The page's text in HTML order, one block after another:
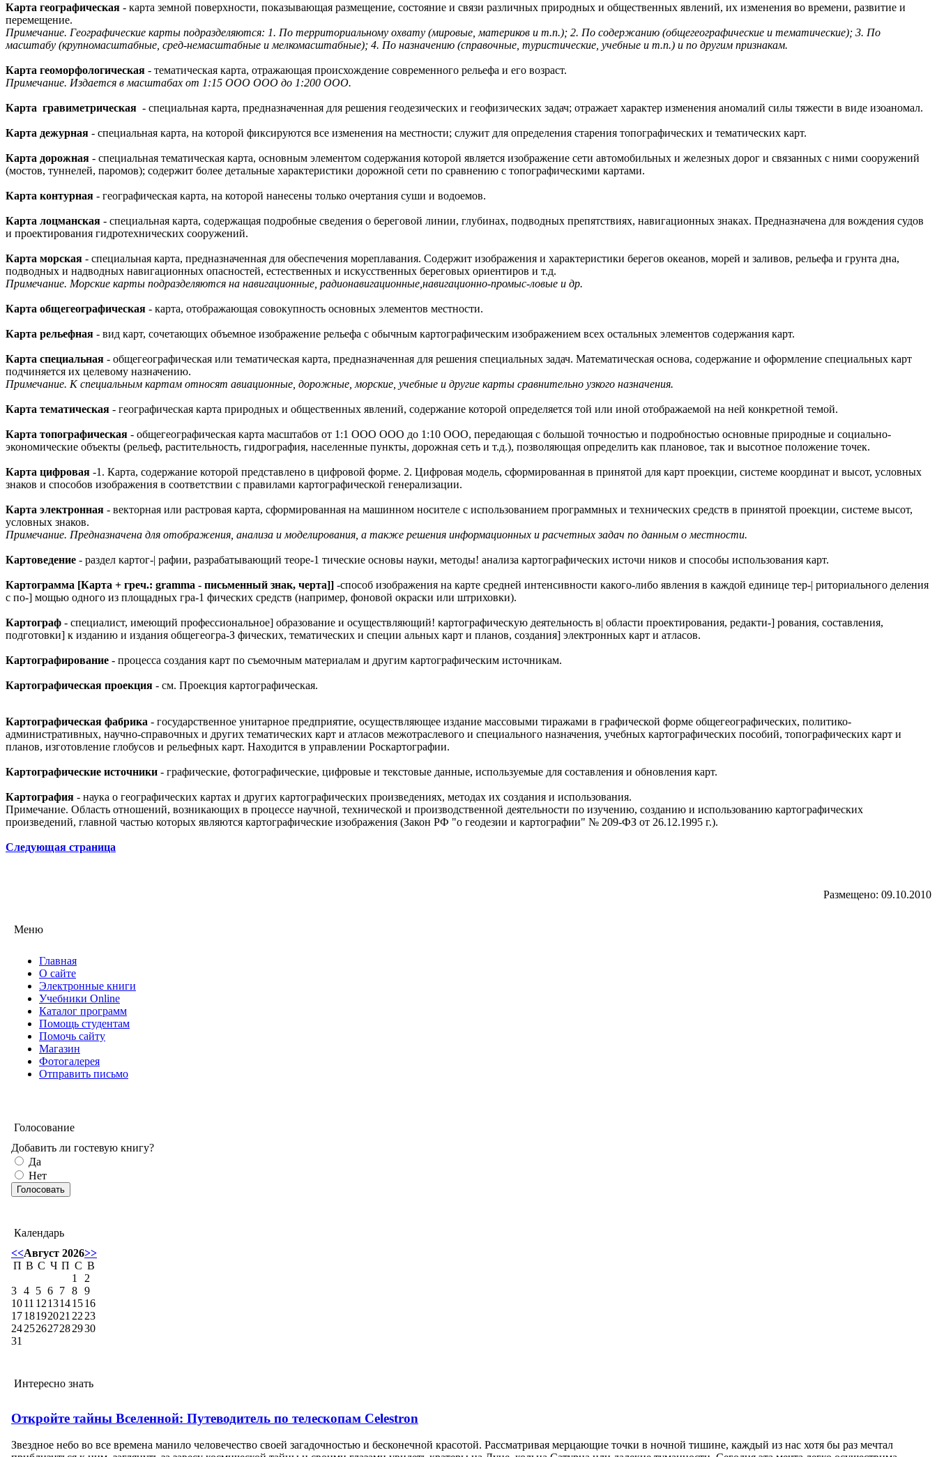
Карта географическая - карта земной поверхности, показывающая размещение, состояние и связи различных природных и общественных явлений, их изменения во времени, развитие и
перемещение.
Примечание. Географические карты подразделяются: 1. По территориальному охвату (мировые, материков и т.п.); 2. По содержанию (общегеографические и тематические); 3. По
масштабу (крупномасштабные, сред-немасштабные и мелкомасштабные); 4. По назначению (справочные, туристические, учебные и т.п.) и по другим признакам.
Карта геоморфологическая - тематическая карта, отражающая происхождение современного рельефа и его возраст.
Примечание. Издается в масштабах от 1:15 ООО ООО до 1:200 ООО.
Карта гравиметрическая - специальная карта, предназначенная для решения геодезических и геофизических задач; отражает характер изменения аномалий силы тяжести в виде изоаномал.
Карта дежурная - специальная карта, на которой фиксируются все изменения на местности; служит для определения старения топографических и тематических карт.
Карта дорожная - специальная тематическая карта, основным элементом содержания которой является изображение сети автомобильных и железных дорог и связанных с ними сооружений
(мостов, туннелей, паромов); содержит более детальные характеристики дорожной сети по сравнению с топографическими картами.
Карта контурная - географическая карта, на которой нанесены только очертания суши и водоемов.
Карта лоцманская - специальная карта, содержащая подробные сведения о береговой линии, глубинах, подводных препятствиях, навигационных знаках. Предназначена для вождения судов
и проектирования гидротехнических сооружений.
Карта морская - специальная карта, предназначенная для обеспечения мореплавания. Содержит изображения и характеристики берегов океанов, морей и заливов, рельефа и грунта дна,
подводных и надводных навигационных опасностей, естественных и искусственных береговых ориентиров и т.д.
Примечание. Морские карты подразделяются на навигационные, радионавигационные,навигационно-промыс-ловые и др.
Карта общегеографическая - карта, отображающая совокупность основных элементов местности.
Карта рельефная - вид карт, сочетающих объемное изображение рельефа с обычным картографическим изображением всех остальных элементов содержания карт.
Карта специальная - общегеографическая или тематическая карта, предназначенная для решения специальных задач. Математическая основа, содержание и оформление специальных карт
подчиняется их целевому назначению.
Примечание. К специальным картам относят авиационные, дорожные, морские, учебные и другие карты сравнительно узкого назначения.
Карта тематическая - географическая карта природных и общественных явлений, содержание которой определяется той или иной отображаемой на ней конкретной темой.
Карта топографическая - общегеографическая карта масштабов от 1:1 ООО ООО до 1:10 ООО, передающая с большой точностью и подробностью основные природные и социально-
экономические объекты (рельеф, растительность, гидрография, населенные пункты, дорожная сеть и т.д.), позволяющая определить как плановое, так и высотное положение точек.
Карта цифровая -1. Карта, содержание которой представлено в цифровой форме. 2. Цифровая модель, сформированная в принятой для карт проекции, системе координат и высот, условных
знаков и способов изображения в соответствии с правилами картографической генерализации.
Карта электронная - векторная или растровая карта, сформированная на машинном носителе с использованием программных и технических средств в принятой проекции, системе высот,
условных знаков.
Примечание. Предназначена для отображения, анализа и моделирования, а также решения информационных и расчетных задач по данным о местности.
Картоведение - раздел картог-| рафии, разрабатывающий теоре-1 тические основы науки, методы! анализа картографических источи ников и способы использования карт.
Картограмма [Карта + греч.: gramma - письменный знак, черта]] -способ изображения на карте средней интенсивности какого-либо явления в каждой единице тер-| риториального деления
с по-] мощью одного из площадных гра-1 фических средств (например, фоновой окраски или штриховки).
Картограф - специалист, имеющий профессиональное] образование и осуществляющий! картографическую деятельность в| области проектирования, редакти-] рования, составления,
подготовки] к изданию и издания общегеогра-З фических, тематических и специи альных карт и планов, создания] электронных карт и атласов.
Картографирование - процесса создания карт по съемочным материалам и другим картографическим источникам.
Картографическая проекция - см. Проекция картографическая.
Картографическая фабрика - государственное унитарное предприятие, осуществляющее издание массовыми тиражами в графической форме общегеографических, политико-
административных, научно-справочных и других тематических карт и атласов межотраслевого и специального назначения, учебных картографических пособий, топографических карт и
планов, изготовление глобусов и рельефных карт. Находится в управлении Роскартографии.
Картографические источники - графические, фотографические, цифровые и текстовые данные, используемые для составления и обновления карт.
Картография - наука о географических картах и других картографических произведениях, методах их создания и использования.
Примечание. Область отношений, возникающих в процессе научной, технической и производственной деятельности по изучению, созданию и использованию картографических
произведений, главной частью которых являются картографические изображения (Закон РФ "о геодезии и картографии" № 209-ФЗ от 26.12.1995 г.).
Следующая страница
Размещено: 09.10.2010
Меню
Главная
О сайте
Электронные книги
Учебники Online
Каталог программ
Помощь студентам
Помочь сайту
Магазин
Фотогалерея
Отправить письмо
Голосование
Добавить ли гостевую книгу?
Да
Нет
Календарь
<<Август 2026>>
П В С Ч П С В
1
2
3 4 5 6 7 8 9
1011 1213141516
1718192021 22 23
24252627282930
31
Интересно знать
Откройте тайны Вселенной: Путеводитель по телескопам Celestron
Звездное небо во все времена манило человечество своей загадочностью и бесконечной красотой. Рассматривая мерцающие точки в ночной тишине, каждый из нас хотя бы раз мечтал